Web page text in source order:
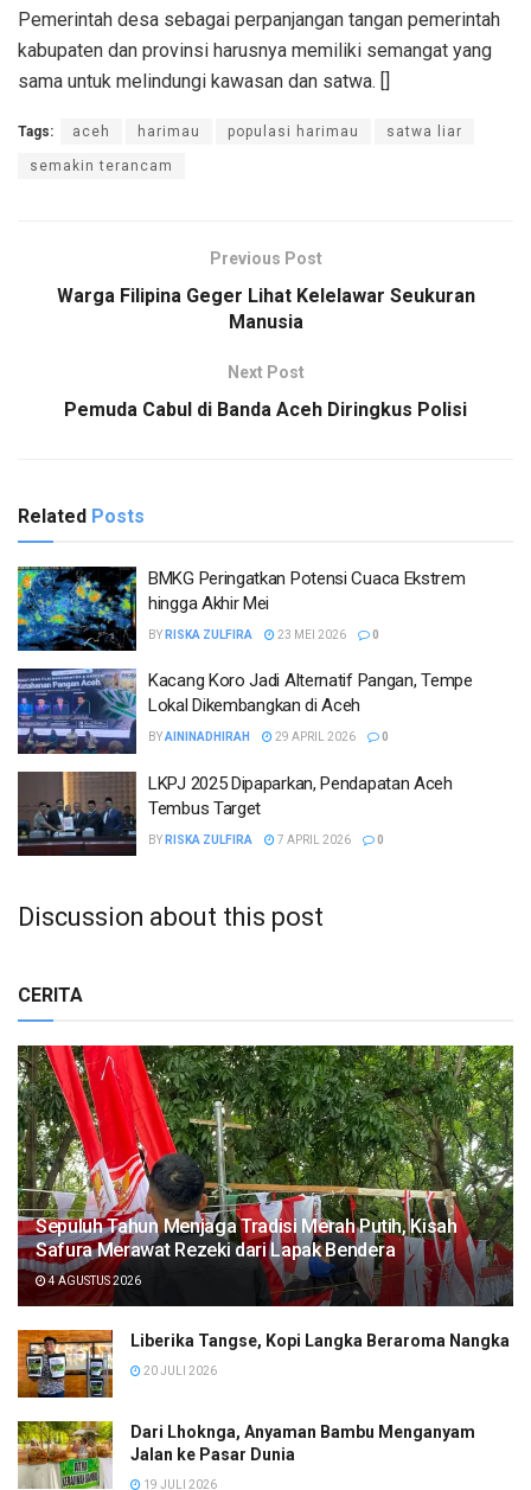
Pemerintah desa sebagai perpanjangan tangan pemerintah
kabupaten dan provinsi harusnya memiliki semangat yang
sama untuk melindungi kawasan dan satwa. []
Tags: aceh harimau populasi harimau satwa liar
semakin terancam
Previous Post
Warga Filipina Geger Lihat Kelelawar Seukuran
Manusia
Next Post
Pemuda Cabul di Banda Aceh Diringkus Polisi
Related Posts
BMKG Peringatkan Potensi Cuaca Ekstrem
hingga Akhir Mei
BY RISKA ZULFIRA 23 MEI 2026 0
Kacang Koro Jadi Alternatif Pangan, Tempe
Lokal Dikembangkan di Aceh
BYAININADHIRAH 29 APRIL 2026 0
LKPJ 2025 Dipaparkan, Pendapatan Aceh
Tembus Target
BY RISKA ZULFIRA 7 APRIL 2026 0
Discussion about this post
CERITA
Sepuluh Tahun Menjaga Tradisi Merah Putih, Kisah
Safura Merawat Rezeki dari Lapak Bendera
4 AGUSTUS 2026
Liberika Tangse, Kopi Langka Beraroma Nangka
20 JULI 2026
Dari Lhoknga, Anyaman Bambu Menganyam
Jalan ke Pasar Dunia
19 JULI 2026